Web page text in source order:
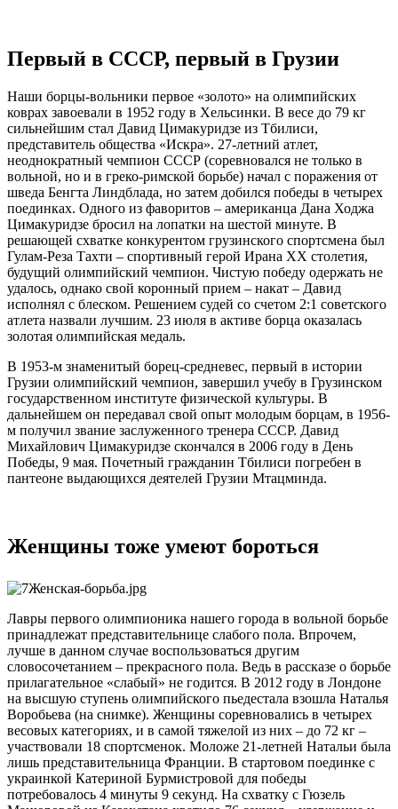
Первый в СССР, первый в Грузии
Наши борцы-вольники первое «золото» на олимпийских
коврах завоевали в 1952 году в Хельсинки. В весе до 79 кг
сильнейшим стал Давид Цимакуридзе из Тбилиси,
представитель общества «Искра». 27-летний атлет,
неоднократный чемпион СССР (соревновался не только в
вольной, но и в греко-римской борьбе) начал с поражения от
шведа Бенгта Линдблада, но затем добился победы в четырех
поединках. Одного из фаворитов – американца Дана Ходжа
Цимакуридзе бросил на лопатки на шестой минуте. В
решающей схватке конкурентом грузинского спортсмена был
Гулам-Реза Тахти – спортивный герой Ирана XX столетия,
будущий олимпийский чемпион. Чистую победу одержать не
удалось, однако свой коронный прием – накат – Давид
исполнял с блеском. Решением судей со счетом 2:1 советского
атлета назвали лучшим. 23 июля в активе борца оказалась
золотая олимпийская медаль.
В 1953-м знаменитый борец-средневес, первый в истории
Грузии олимпийский чемпион, завершил учебу в Грузинском
государственном институте физической культуры. В
дальнейшем он передавал свой опыт молодым борцам, в 1956-
м получил звание заслуженного тренера СССР. Давид
Михайлович Цимакуридзе скончался в 2006 году в День
Победы, 9 мая. Почетный гражданин Тбилиси погребен в
пантеоне выдающихся деятелей Грузии Мтацминда.
Женщины тоже умеют бороться
Лавры первого олимпионика нашего города в вольной борьбе
принадлежат представительнице слабого пола. Впрочем,
лучше в данном случае воспользоваться другим
словосочетанием – прекрасного пола. Ведь в рассказе о борьбе
прилагательное «слабый» не годится. В 2012 году в Лондоне
на высшую ступень олимпийского пьедестала взошла Наталья
Воробьева (на снимке). Женщины соревновались в четырех
весовых категориях, и в самой тяжелой из них – до 72 кг –
участвовали 18 спортсменок. Моложе 21-летней Натальи была
лишь представительница Франции. В стартовом поединке с
украинкой Катериной Бурмистровой для победы
потребовалось 4 минуты 9 секунд. На схватку с Гюзель